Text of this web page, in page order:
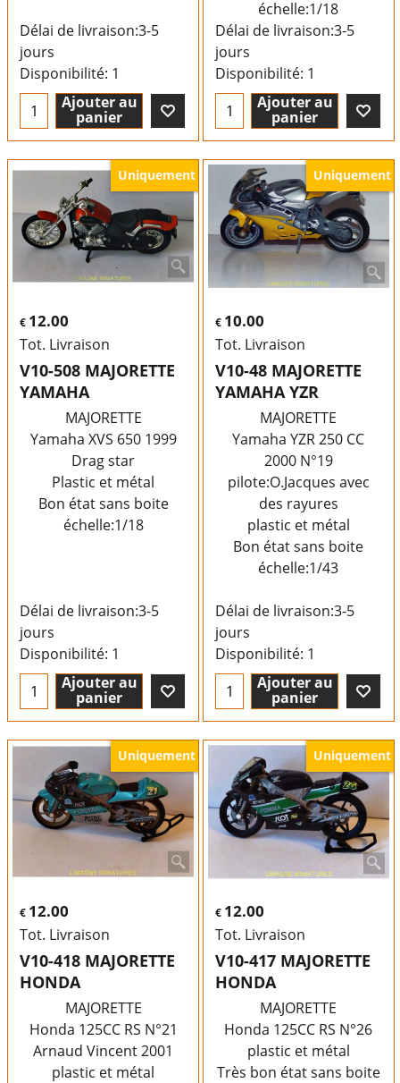
Délai de livraison:3-5
jours
Disponibilité: 1
Ajouter au
panier
échelle:1/18
Délai de livraison:3-5
jours
Disponibilité: 1
Ajouter au
panier
Uniquement
€ 12.00
Tot. Livraison
V10-508 MAJORETTE
YAMAHA
MAJORETTE
Yamaha XVS 650 1999
Drag star
Plastic et métal
Bon état sans boite
échelle:1/18
Délai de livraison:3-5
jours
Disponibilité: 1
Ajouter au
panier
Uniquement
€ 10.00
Tot. Livraison
V10-48 MAJORETTE
YAMAHA YZR
MAJORETTE
Yamaha YZR 250 CC
2000 N°19
pilote:O.Jacques avec
des rayures
plastic et métal
Bon état sans boite
échelle:1/43
Délai de livraison:3-5
jours
Disponibilité: 1
Ajouter au
panier
Uniquement
€ 12.00
Tot. Livraison
V10-418 MAJORETTE
HONDA
MAJORETTE
Honda 125CC RS N°21
Arnaud Vincent 2001
plastic et métal
Uniquement
€ 12.00
Tot. Livraison
V10-417 MAJORETTE
HONDA
MAJORETTE
Honda 125CC RS N°26
plastic et métal
Très bon état sans boite